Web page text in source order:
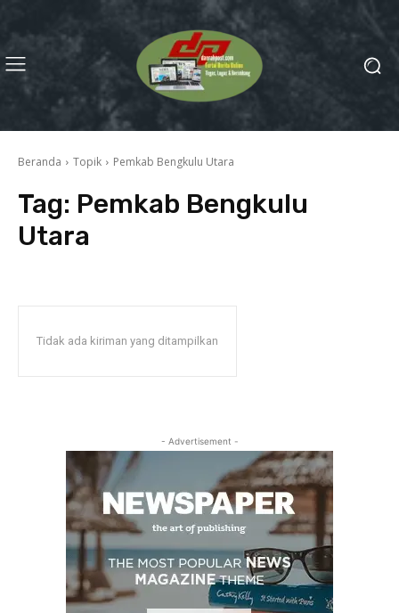
Beranda Topik Pemkab Bengkulu Utara
Tag: Pemkab Bengkulu
Utara
Tidak ada kiriman yang ditampilkan
- Advertisement -